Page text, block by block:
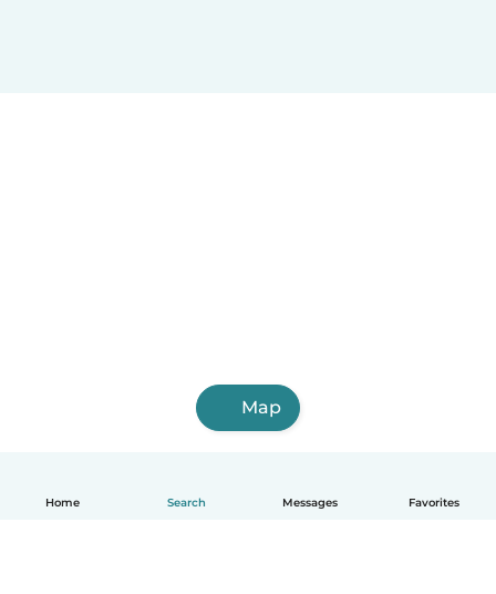
Home Search Messages Favorites
Map